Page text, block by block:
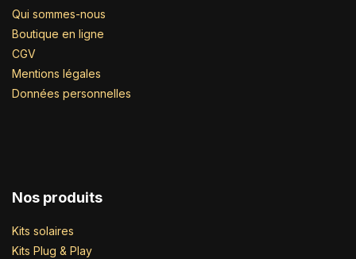
Qui sommes-nous
Boutique en ligne
CGV
Mentions légales
Données personnelles
Nos produits
Kits solaires
Kits Plug & Play